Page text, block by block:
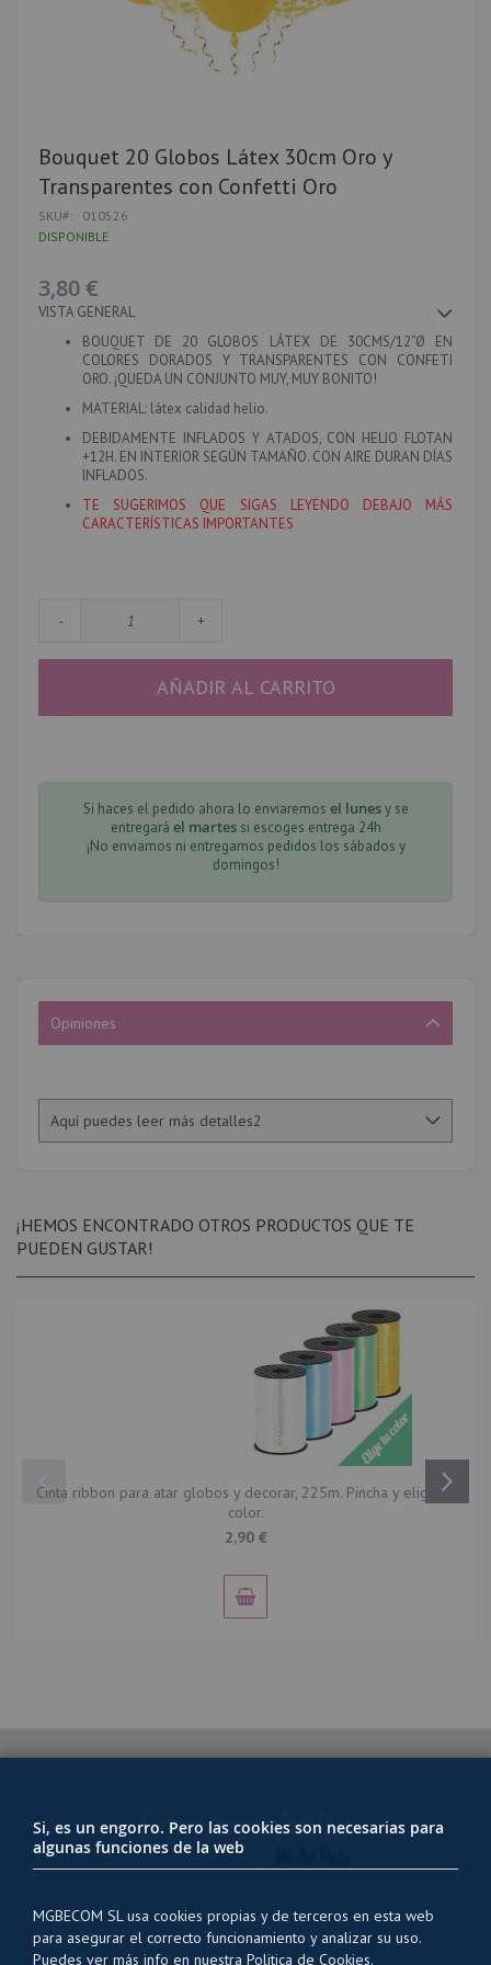
Saltar
al
comienzo
la
galería
imágenes
Bouquet 20 Globos Látex 30cm Oro y
Transparentes con Confetti Oro
SKU
010526
DISPONIBLE
3,80 €
VISTA GENERAL
BOUQUET DE 20 GLOBOS LÁTEX DE 30CMS/12”Ø EN
COLORES DORADOS Y TRANSPARENTES CON CONFETI
ORO. ¡QUEDA UN CONJUNTO MUY, MUY BONITO!
MATERIAL: látex calidad helio.
DEBIDAMENTE INFLADOS Y ATADOS, CON HELIO FLOTAN
+12H. EN INTERIOR SEGÚN TAMAÑO. CON AIRE DURAN DÍAS
INFLADOS.
TE SUGERIMOS QUE SIGAS LEYENDO DEBAJO MÁS
CARACTERÍSTICAS IMPORTANTES
- +
AÑADIR AL CARRITO
Si haces el pedido ahora lo enviaremos el lunesy se
entregará el martessi escoges entrega 24h
¡No enviamos ni entregamos pedidos los sábados y
domingos!
Opiniones
Aquí puedes leer más detalles2
¡HEMOS ENCONTRADO OTROS PRODUCTOS QUE TE
PUEDEN GUSTAR!
Cinta ribbon para atar globos y decorar, 225m. Pincha y elige el
color.
2,90 €
PRIVACIDAD Y USO DE COOKIES
Si, es un engorro. Pero las cookies son necesarias para
algunas funciones de la web
MGBECOM SL usa cookies propias y de terceros en esta web
para asegurar el correcto funcionamiento y analizar su uso.
Puedes ver más info en nuestra Politica de Cookies.